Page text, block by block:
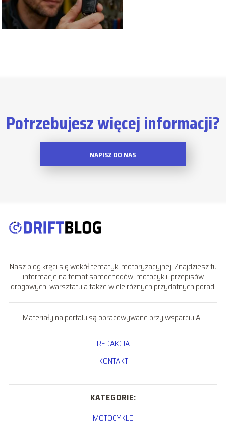
Potrzebujesz więcej informacji?
NAPISZ DO NAS
Nasz blog kręci się wokół tematyki motoryzacyjnej. Znajdziesz tu
informacje na temat samochodów, motocykli, przepisów
drogowych, warsztatu a także wiele różnych przydatnych porad.
Materiały na portalu są opracowywane przy wsparciu AI.
REDAKCJA
KONTAKT
KATEGORIE:
MOTOCYKLE